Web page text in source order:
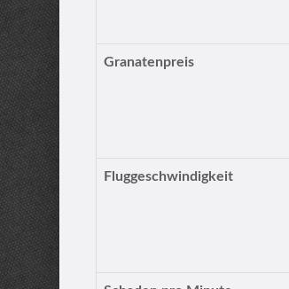
Granatenpreis
Fluggeschwindigkeit